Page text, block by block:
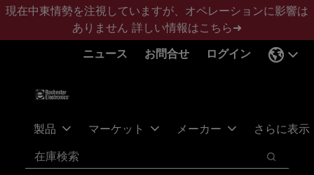
メ
ン
フ
タ
現在中東情勢を注視していますが、オペレーションに影響は
ありません 詳しい情報はこちら➜
ニュース
お問合せ ログイン
製品 マーケット メーカー さらに表示
検索
検索